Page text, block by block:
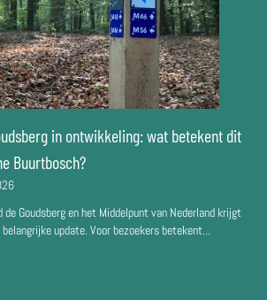
in ontwikkeling: wat betekent dit
Buurtbosch?
Goudsberg en het Middelpunt van Nederland krijgt
update. Voor bezoekers betekent...